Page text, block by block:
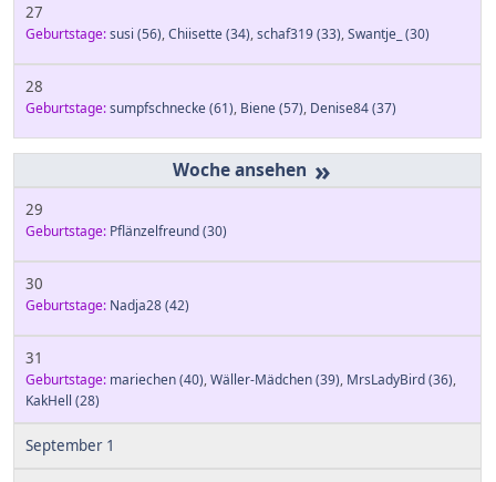
27
Geburtstage:susi (56),Chiisette(34),schaf319(33),Swantje_ (30)
28
Geburtstage:sumpfschnecke(61), Biene(57), Denise84(37)
»
29
Geburtstage: Pflänzelfreund(30)
30
Geburtstage: Nadja28(42)
31
Geburtstage: mariechen(40),Wäller-Mädchen(39), MrsLadyBird(36),
KakHell (28)
September 1